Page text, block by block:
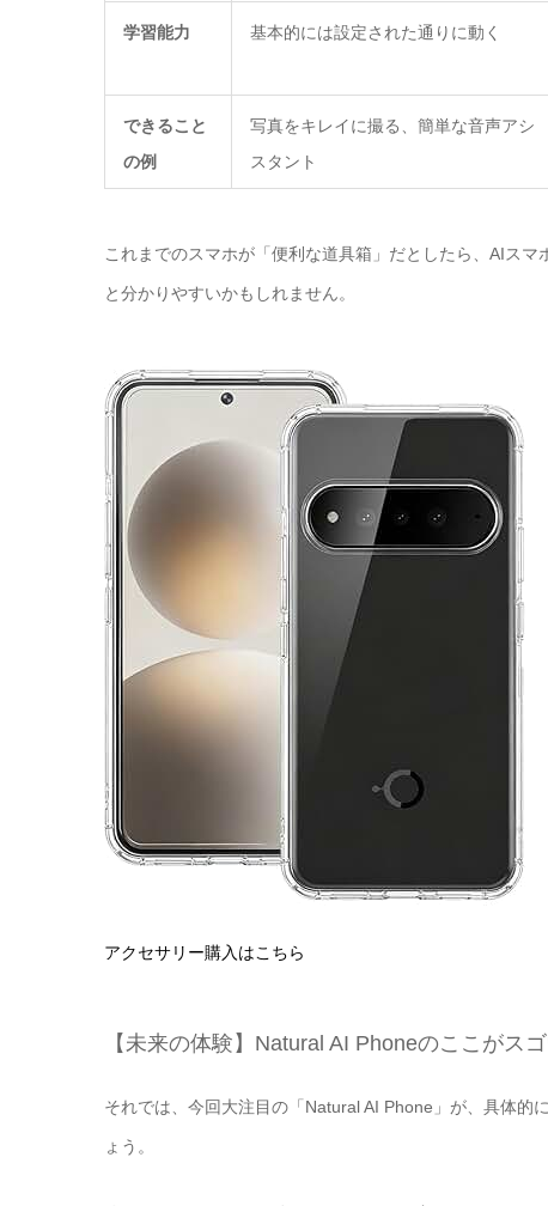
学習能力 基本的には設定された通りに動く
できること
の例
写真をキレイに撮る、簡単な音声アシ
スタント
これまでのスマホが「便利な道具箱」だとしたら、AIスマ
と分かりやすいかもしれません。
アクセサリー購入はこちら
【未来の体験】Natural AI Phoneのここがスゴ
それでは、今回大注目の「Natural AI Phone」が、具体的
ょう。